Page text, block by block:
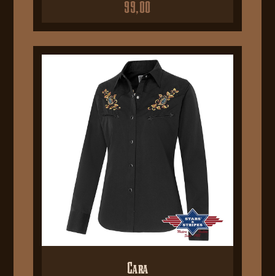
99,00
Cara